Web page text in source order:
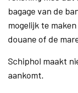
bagage van de
mogelijk te
douane of de
Schiphol maakt
aankomt.